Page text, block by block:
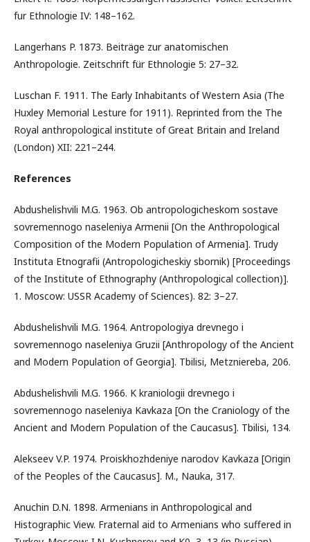
fur Ethnologie IV: 148–162.
Langerhans P. 1873. Beiträge zur anatomischen
Anthropologie. Zeitschrift für Ethnologie 5: 27–32.
Luschan F. 1911. The Early Inhabitants of Western Asia (The
Huxley Memorial Lesture for 1911). Reprinted from the The
Royal anthropological institute of Great Britain and Ireland
(London) XII: 221–244.
References
Abdushelishvili M.G. 1963. Ob antropologicheskom sostave
sovremennogo naseleniya Armenii [On the Anthropological
Composition of the Modern Population of Armenia]. Trudy
Instituta Etnografii (Antropologicheskiy sbornik) [Proceedings
of the Institute of Ethnography (Anthropological collection)].
1. Moscow: USSR Academy of Sciences). 82: 3–27.
Abdushelishvili M.G. 1964. Antropologiya drevnego i
sovremennogo naseleniya Gruzii [Anthropology of the Ancient
and Modern Population of Georgia]. Tbilisi, Metzniereba, 206.
Abdushelishvili M.G. 1966. K kraniologii drevnego i
sovremennogo naseleniya Kavkaza [On the Craniology of the
Ancient and Modern Population of the Caucasus]. Tbilisi, 134.
Alekseev V.P. 1974. Proiskhozhdeniye narodov Kavkaza [Origin
of the Peoples of the Caucasus]. M., Nauka, 317.
Anuchin D.N. 1898. Armenians in Anthropological and
Histographic View. Fraternal aid to Armenians who suffered in